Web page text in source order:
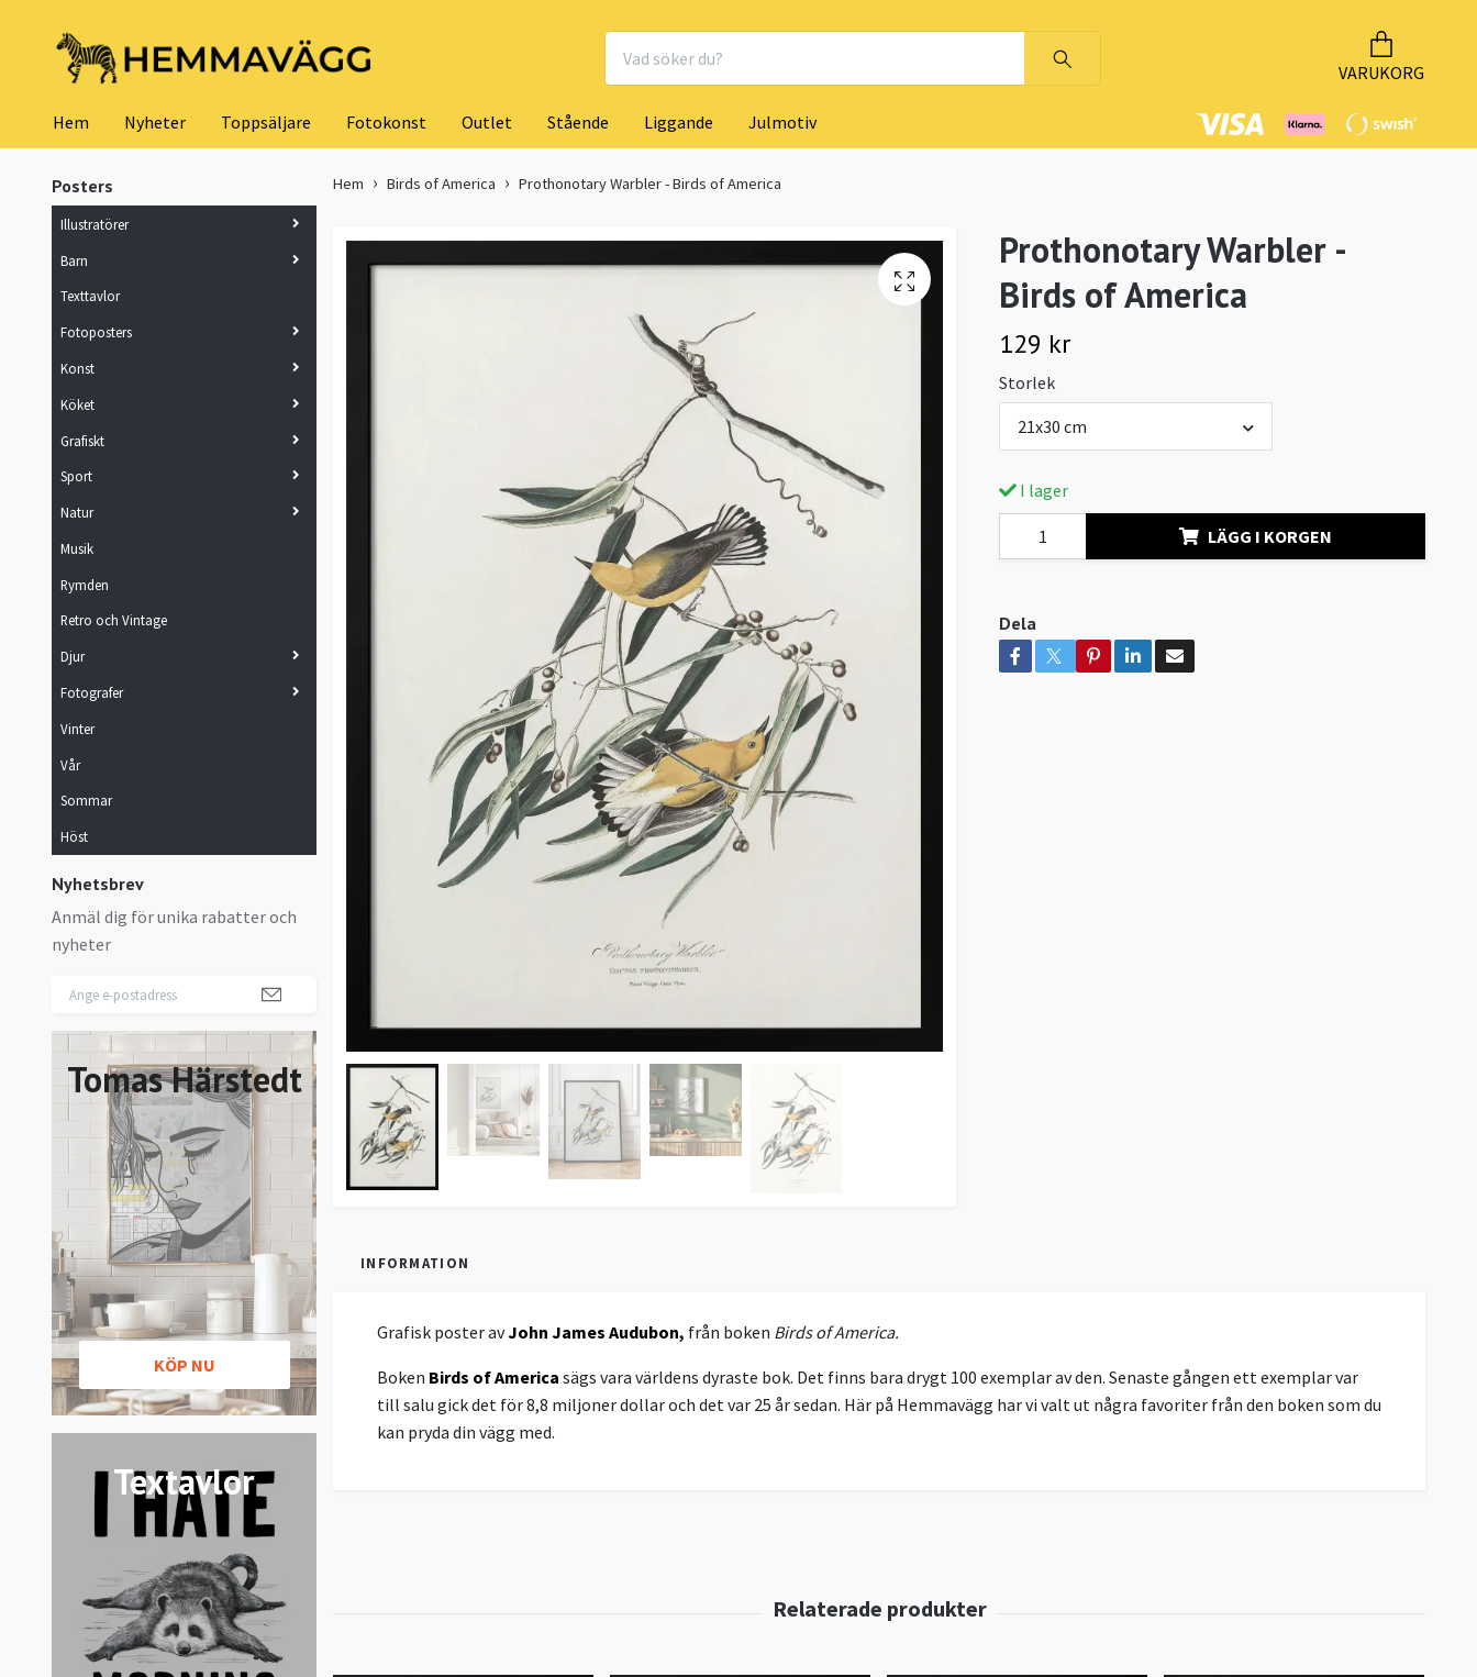
VARUKORG
Hem Nyheter Toppsäljare Fotokonst Outlet Stående Liggande Julmotiv
Posters
Illustratörer
Barn
Texttavlor
Fotoposters
Konst
Köket
Grafiskt
Sport
Natur
Musik
Rymden
Retro och Vintage
Djur
Fotografer
Vinter
Vår
Sommar
Höst
Nyhetsbrev
Anmäl dig för unika rabatter och
nyheter
Tomas Härstedt
KÖP NU
Textavlor
Hem Birds of America Prothonotary Warbler - Birds of America
Prothonotary Warbler -
Birds of America
129 kr
Storlek
21x30 cm
I lager
LÄGG I KORGEN
Dela
INFORMATION
Grafisk poster avJohn James Audubon, från boken Birds of America.
Boken Birds of America sägs vara världens dyraste bok. Det finns bara drygt 100 exemplar av den. Senaste gången ett exemplar var
till salu gick det för 8,8 miljoner dollar och det var 25 år sedan. Här på Hemmavägg har vi valt ut några favoriter från den boken som du
kan pryda din vägg med.